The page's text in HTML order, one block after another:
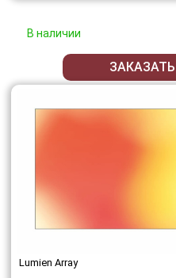
В наличии
ЗАКАЗАТЬ
Lumien Array